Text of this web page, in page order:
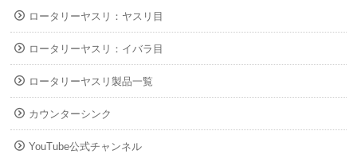
ロータリーヤスリ：ヤスリ目
ロータリーヤスリ：イバラ目
ロータリーヤスリ製品一覧
カウンターシンク
YouTube公式チャンネル